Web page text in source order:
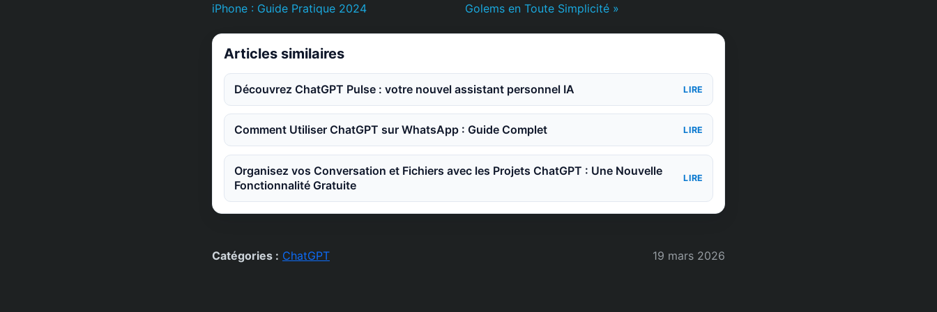
iPhone : Guide Pratique 2024 Golems en Toute Simplicité »
Articles similaires
Découvrez ChatGPT Pulse : votre nouvel assistant personnel IA LIRE
Comment Utiliser ChatGPT sur WhatsApp : Guide Complet LIRE
Organisez vos Conversation et Fichiers avec les Projets ChatGPT : Une Nouvelle
Fonctionnalité Gratuite
LIRE
Catégories : ChatGPT 19 mars 2026